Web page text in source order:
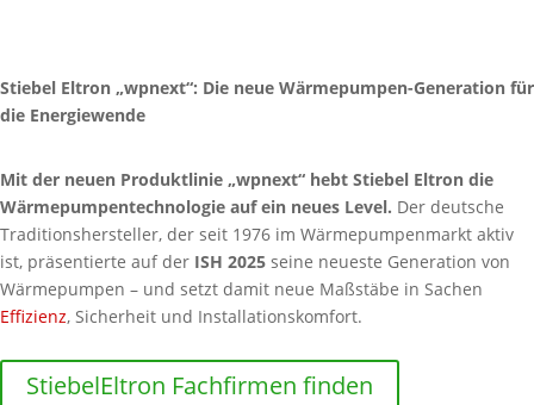
Stiebel Eltron „wpnext“: Die neue Wärmepumpen-Generation für
die Energiewende
Mit der neuen Produktlinie „wpnext“ hebt Stiebel Eltron die
Wärmepumpentechnologie auf ein neues Level. Der deutsche
Traditionshersteller, der seit 1976 im Wärmepumpenmarkt aktiv
ist, präsentierte auf der ISH 2025 seine neueste Generation von
Wärmepumpen – und setzt damit neue Maßstäbe in Sachen
Effizienz, Sicherheit und Installationskomfort.
StiebelEltron Fachfirmen finden